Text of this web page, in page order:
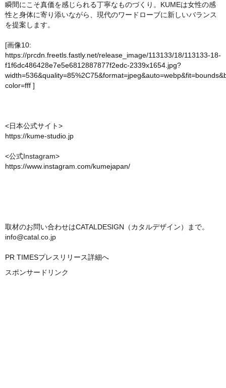
瞬間にこそ真価を感じられる丁寧なものづくり。KUMEは女性の感
性と身体に寄り添いながら、現代のワードローブに新しいバランス
を提案します。
[画像10:
https://prcdn.freetls.fastly.net/release_image/113133/18/113133-18-
f1f6dc486428e7e5e6812887877f2edc-2339x1654.jpg?
color=fff ]
<日本公式サイト>
https://kume-studio.jp
<公式Instagram>
https://www.instagram.com/kumejapan/
取材のお問い合わせはCATALDESIGN（カタルデザイン）まで。
info@catal.co.jp
PR TIMESプレスリリース詳細へ
スポンサードリンク